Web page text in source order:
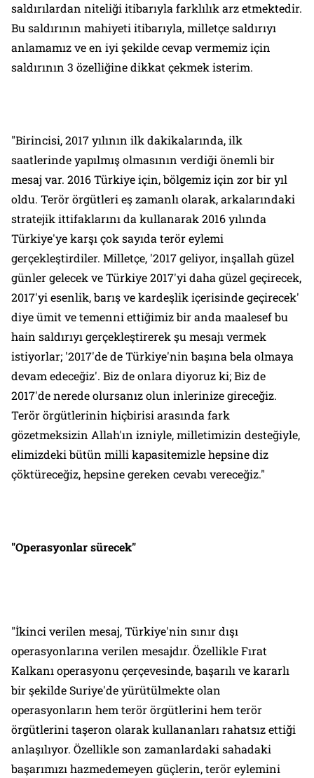
saldırılardan niteliği itibarıyla farklılık arz etmektedir.
Bu saldırının mahiyeti itibarıyla, milletçe saldırıyı
anlamamız ve en iyi şekilde cevap vermemiz için
saldırının 3 özelliğine dikkat çekmek isterim.
"Birincisi, 2017 yılının ilk dakikalarında, ilk
saatlerinde yapılmış olmasının verdiği önemli bir
mesaj var. 2016 Türkiye için, bölgemiz için zor bir yıl
oldu. Terör örgütleri eş zamanlı olarak, arkalarındaki
stratejik ittifaklarını da kullanarak 2016 yılında
Türkiye'ye karşı çok sayıda terör eylemi
gerçekleştirdiler. Milletçe, '2017 geliyor, inşallah güzel
günler gelecek ve Türkiye 2017'yi daha güzel geçirecek,
2017'yi esenlik, barış ve kardeşlik içerisinde geçirecek'
diye ümit ve temenni ettiğimiz bir anda maalesef bu
hain saldırıyı gerçekleştirerek şu mesajı vermek
istiyorlar; '2017'de de Türkiye'nin başına bela olmaya
devam edeceğiz'. Biz de onlara diyoruz ki; Biz de
2017'de nerede olursanız olun inlerinize gireceğiz.
Terör örgütlerinin hiçbirisi arasında fark
gözetmeksizin Allah'ın izniyle, milletimizin desteğiyle,
elimizdeki bütün milli kapasitemizle hepsine diz
çöktüreceğiz, hepsine gereken cevabı vereceğiz."
"Operasyonlar sürecek"
"İkinci verilen mesaj, Türkiye'nin sınır dışı
operasyonlarına verilen mesajdır. Özellikle Fırat
Kalkanı operasyonu çerçevesinde, başarılı ve kararlı
bir şekilde Suriye'de yürütülmekte olan
operasyonların hem terör örgütlerini hem terör
örgütlerini taşeron olarak kullananları rahatsız ettiği
anlaşılıyor. Özellikle son zamanlardaki sahadaki
başarımızı hazmedemeyen güçlerin, terör eylemini